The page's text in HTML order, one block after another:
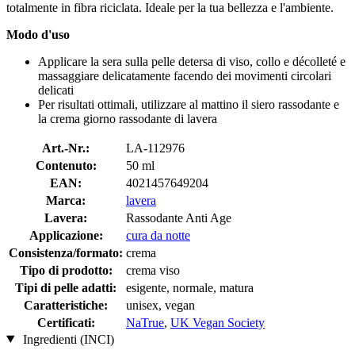
totalmente in fibra riciclata. Ideale per la tua bellezza e l'ambiente.
Modo d'uso
Applicare la sera sulla pelle detersa di viso, collo e décolleté e
massaggiare delicatamente facendo dei movimenti circolari
delicati
Per risultati ottimali, utilizzare al mattino il siero rassodante e
la crema giorno rassodante di lavera
Art.-Nr.:
LA-112976
Contenuto:
50 ml
EAN:
4021457649204
Marca:
lavera
Lavera:
Rassodante Anti Age
Applicazione:
cura da notte
Consistenza/formato: crema
Tipo di prodotto:
crema viso
Tipi di pelle adatti:
esigente, normale, matura
Caratteristiche:
unisex, vegan
Certificati:
NaTrue, UK Vegan Society
Ingredienti (INCI)